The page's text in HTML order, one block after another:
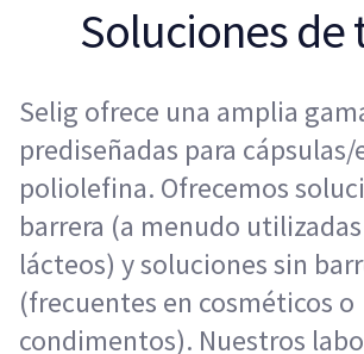
Soluciones de
Selig ofrece una amplia
prediseñadas para cápsulas/
poliolefina. Ofrecemos
barrera (a menudo
lácteos) y soluciones sin
(frecuentes en cosméticos o
condimentos). Nuestros